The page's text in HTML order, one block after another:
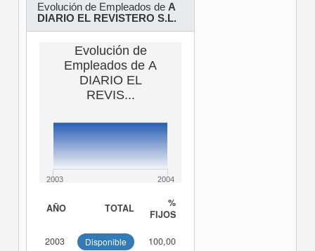
Evolución de Empleados de A
DIARIO EL REVISTERO S.L.
Evolución de
Empleados de A
DIARIO EL
REVIS...
2003 2004
AÑO TOTAL
%
FIJOS
2003 Disponible 100,00